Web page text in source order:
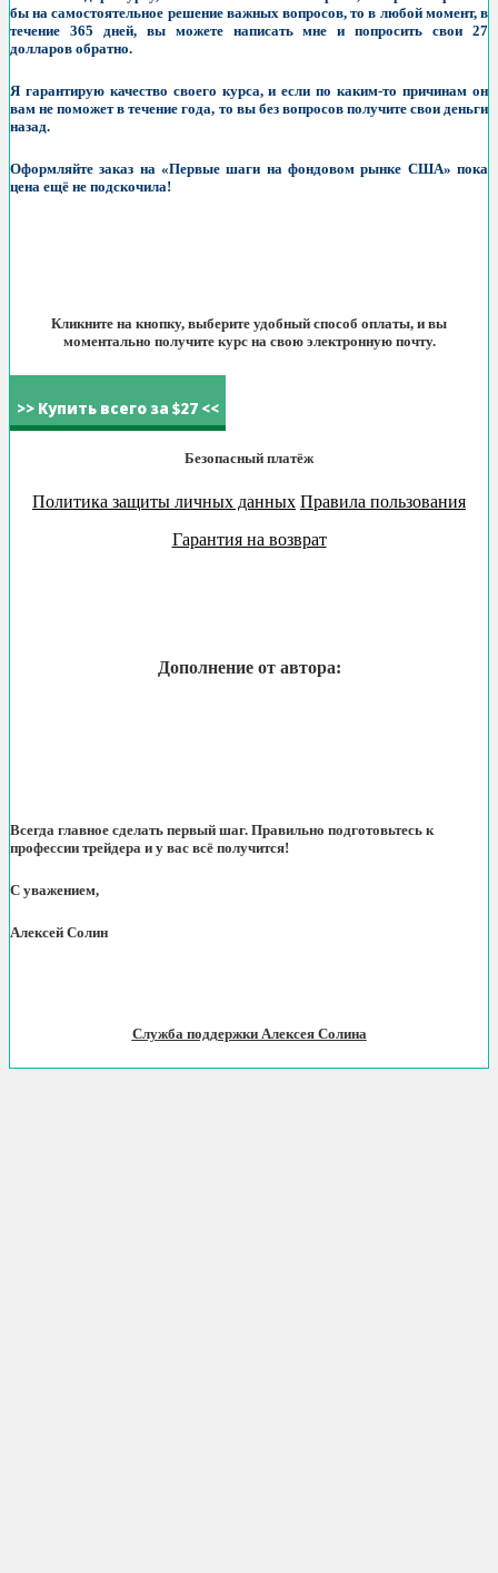
бы на самостоятельное решение важных вопросов, то в любой момент, в
течение 365 дней, вы можете написать мне и попросить свои 27
долларов обратно.
Я гарантирую качество своего курса, и если по каким-то причинам он
вам не поможет в течение года, то вы без вопросов получите свои деньги
назад.
Оформляйте заказ на «Первые шаги на фондовом рынке США» пока
цена ещё не подскочила!
Кликните на кнопку, выберите удобный способ оплаты, и вы
моментально получите курс на свою электронную почту.
>> Купить всего за $27 <<
Безопасный платёж
Политика защиты личных данных Правила пользования
Гарантия на возврат
Дополнение от автора:
Всегда главное сделать первый шаг. Правильно подготовьтесь к
профессии трейдера и у вас всё получится!
С уважением,
Алексей Солин
Служба поддержки Алексея Солина